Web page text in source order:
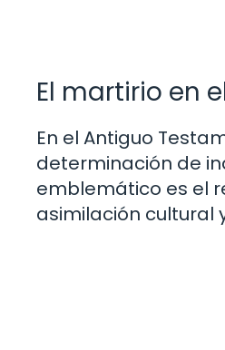
El martirio en
En el Antiguo
determinación de
emblemático es el
asimilación cultural